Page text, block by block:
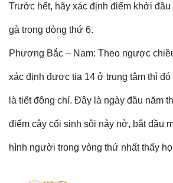
Trước hết, hãy xác định điểm khởi đầu
gà trong dòng thứ 6.
Phương Bắc – Nam: Theo ngược
xác định được tia 14 ở trung tâm thì
là tiết đông chí. Đây là ngày đầu năm
điểm cây cối sinh sôi nảy nở, bắt đầu
hình người trong vòng thứ nhất thấy